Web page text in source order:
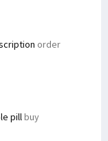
order
pillbuy